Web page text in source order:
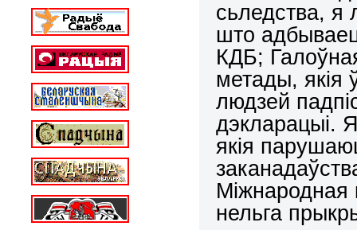
сьледства, я
што
КДБ;
метады, якія
людзей
дэкларацыі.
якія
Міжнародная
нельга